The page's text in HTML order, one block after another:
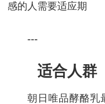
感的人需要适应期
---
适合人群
朝日唯品酵酪乳